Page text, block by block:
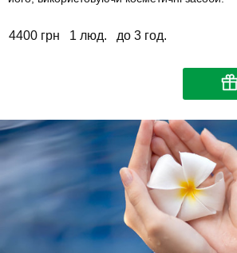
4400 грн 1 люд. до 3 год.